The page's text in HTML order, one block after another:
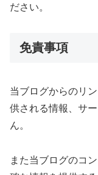
ださい。
免責事項
当ブログからのリ
供される情報、サ
ん。
また当ブログのコ